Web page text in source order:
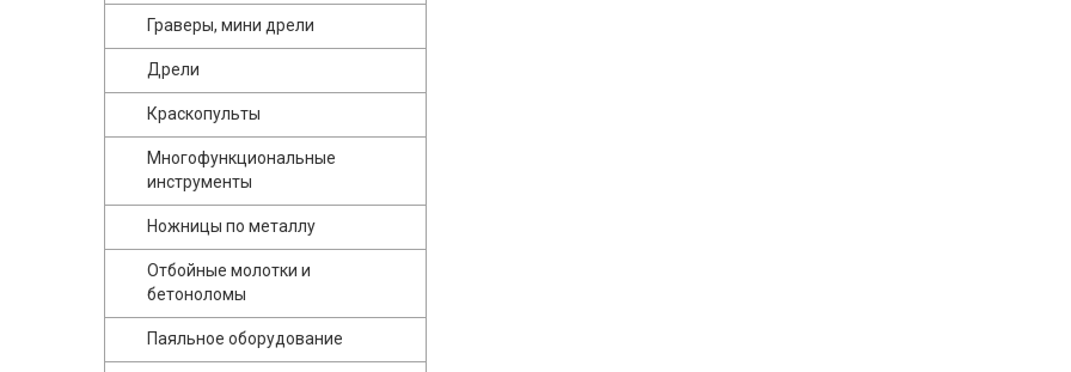
Граверы, мини дрели
Дрели
Краскопульты
Многофункциональные
инструменты
Ножницы по металлу
Отбойные молотки и
бетоноломы
Паяльное оборудование